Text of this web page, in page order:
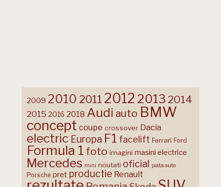
2009 2010 2011 2012 2013 2014
2015 2016 2018 Audi auto BMW
concept coupe crossover Dacia
electric Europa F1 facelift Ferrari Ford
Formula 1 foto imagini masini electrice
Mercedes mini noutati oficial piata auto
Porsche pret productie Renault